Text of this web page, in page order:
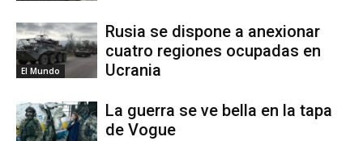
El Mundo
Rusia se dispone a anexionar
cuatro regiones ocupadas en
Ucrania
La guerra se ve bella en la tapa
de Vogue